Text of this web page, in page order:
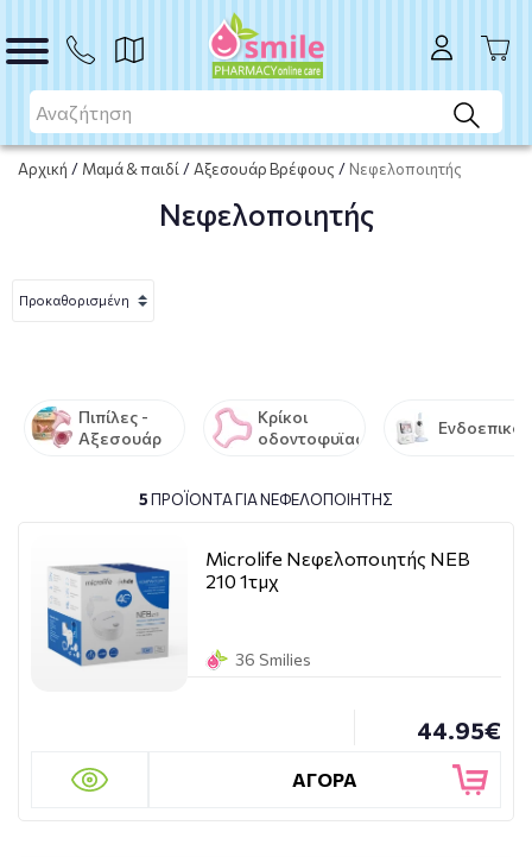
Αρχική / Μαμά & παιδί / Αξεσουάρ Βρέφους / Νεφελοποιητής
Νεφελοποιητής
Πιπίλες -
Αξεσουάρ
Κρίκοι
οδοντοφυϊας
5ΠΡΟΪΌΝΤΑ ΓΙΑ ΝΕΦΕΛΟΠΟΙΗΤΉΣ
Microlife Νεφελοποιητής NEB
210 1τμχ
36 Smilies
44.95€
ΑΓΟΡΑ